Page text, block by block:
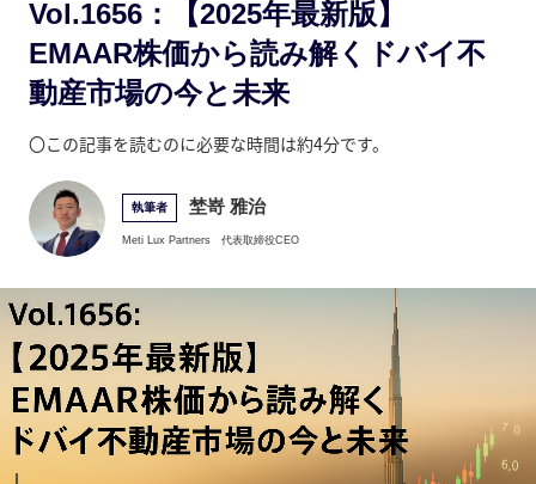
Vol.1656：【2025年最新版】
EMAAR株価から読み解くドバイ不
動産市場の今と未来
〇この記事を読むのに必要な時間は約4分です。
執筆者 埜嵜 雅治
Meti Lux Partners 代表取締役CEO